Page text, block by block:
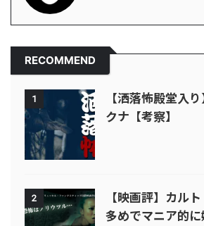
RECOMMEND
1
【洒落怖殿堂入
クナ【考察】
2
【映画評】カ
多めでマニア的